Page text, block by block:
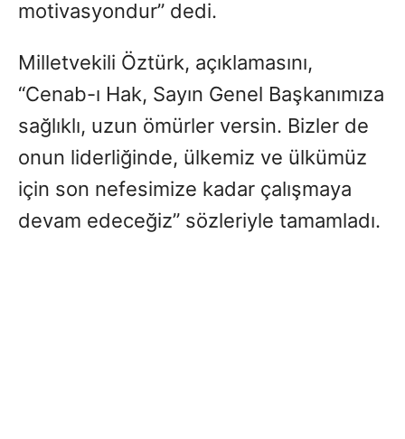
motivasyondur” dedi.
Milletvekili Öztürk, açıklamasını,
“Cenab-ı Hak, Sayın Genel Başkanımıza
sağlıklı, uzun ömürler versin. Bizler de
onun liderliğinde, ülkemiz ve ülkümüz
için son nefesimize kadar çalışmaya
devam edeceğiz” sözleriyle tamamladı.